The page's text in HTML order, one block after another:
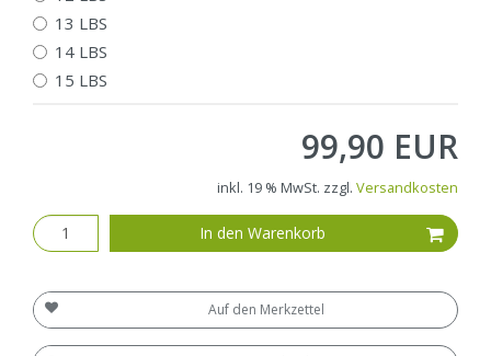
13 LBS
14 LBS
15 LBS
99,90 EUR
inkl. 19 % MwSt. zzgl. Versandkosten
In den Warenkorb
Auf den Merkzettel